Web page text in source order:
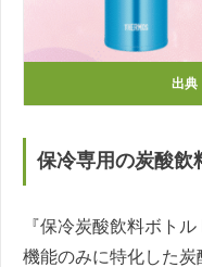
出典
保冷専用の炭酸飲
『保冷炭酸飲料ボト
機能のみに特化した